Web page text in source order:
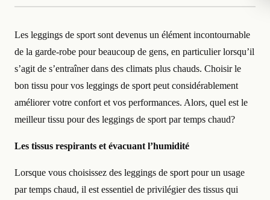
Les leggings de sport sont devenus un élément incontournable
de la garde-robe pour beaucoup de gens, en particulier lorsqu’il
s’agit de s’entraîner dans des climats plus chauds. Choisir le
bon tissu pour vos leggings de sport peut considérablement
améliorer votre confort et vos performances. Alors, quel est le
meilleur tissu pour des leggings de sport par temps chaud?
Les tissus respirants et évacuant l’humidité
Lorsque vous choisissez des leggings de sport pour un usage
par temps chaud, il est essentiel de privilégier des tissus qui